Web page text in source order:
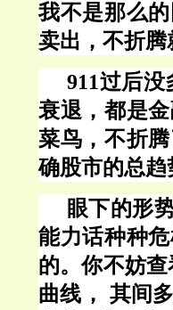
我不是那么
卖出，不折
911过后没
衰退，都是
菜鸟，不折
确股市的总趋
眼下的形
能力话种种
的。你不妨查
曲线， 其间